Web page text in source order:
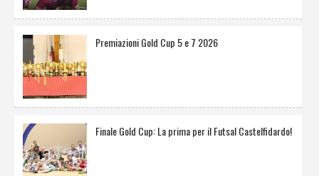
Premiazioni Gold Cup 5 e 7 2026
Finale Gold Cup: La prima per il Futsal Castelfidardo!